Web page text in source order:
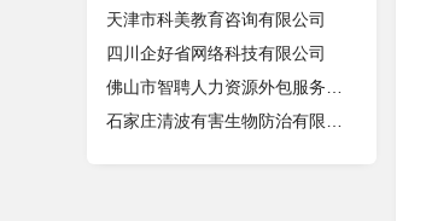
天津市科美教育咨询有限公司
四川企好省网络科技有限公司